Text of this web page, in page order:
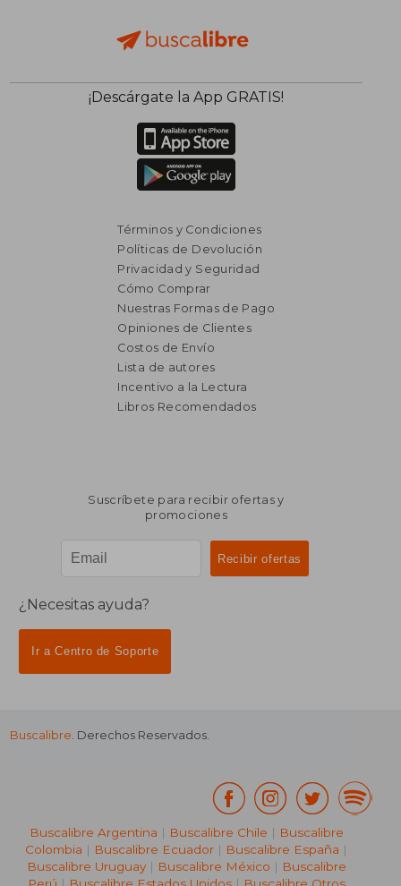
¡Descárgate la App GRATIS!
Términos y Condiciones
Políticas de Devolución
Privacidad y Seguridad
Cómo Comprar
Nuestras Formas de Pago
Opiniones de Clientes
Costos de Envío
Lista de autores
Incentivo a la Lectura
Libros Recomendados
Suscríbete para recibir ofertas y
promociones
¿Necesitas ayuda?
Ir a Centro de Soporte
Buscalibre . Derechos Reservados.
Buscalibre Argentina | Buscalibre Chile | Buscalibre
Colombia | Buscalibre Ecuador | Buscalibre España |
Buscalibre Uruguay| Buscalibre México | Buscalibre
Perú | Buscalibre Estados Unidos| Buscalibre Otros